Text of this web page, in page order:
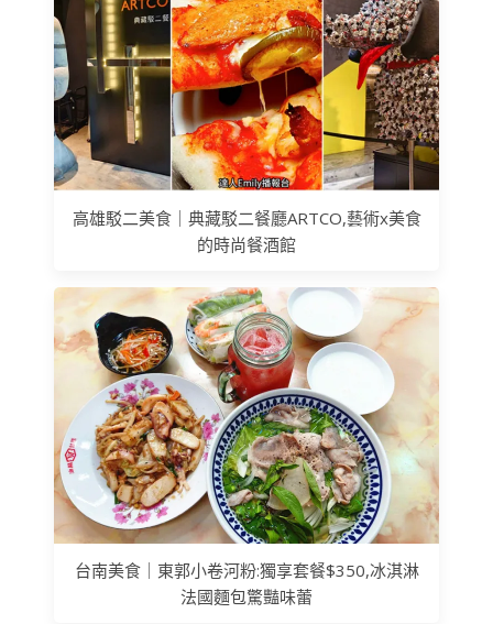
高雄駁二美食｜典藏駁二餐廳ARTCO,藝術x美食
的時尚餐酒館
台南美食｜東郭小卷河粉:獨享套餐$350,冰淇淋
法國麵包驚豔味蕾